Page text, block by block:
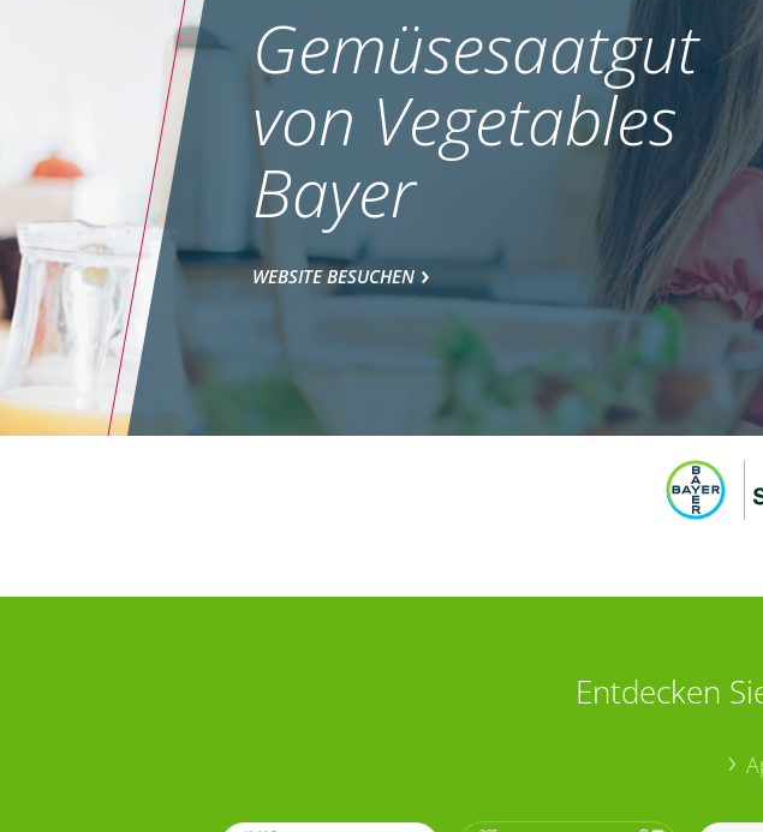
Gemüsesaatgut
von Vegetables
Bayer
WEBSITE BESUCHEN
Entdecken